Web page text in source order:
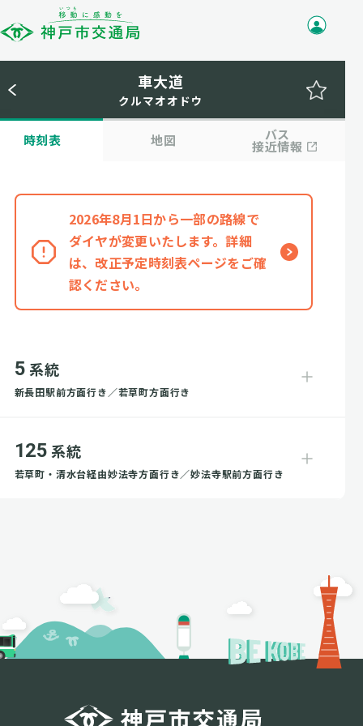
車大道
クルマオオドウ
時刻表 地図 バス
接近情報
2026年8月1日から一部の路線で
ダイヤが変更いたします。詳細
は、改正予定時刻表ページをご確
認ください。
5 系統
新長田駅前方面行き／若草町方面行き
125 系統
若草町・清水台経由妙法寺方面行き／妙法寺駅前方面行き